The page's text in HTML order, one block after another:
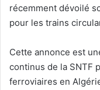
récemment dévoilé
pour les trains
Cette annonce est
continus de la SNTF
ferroviaires en